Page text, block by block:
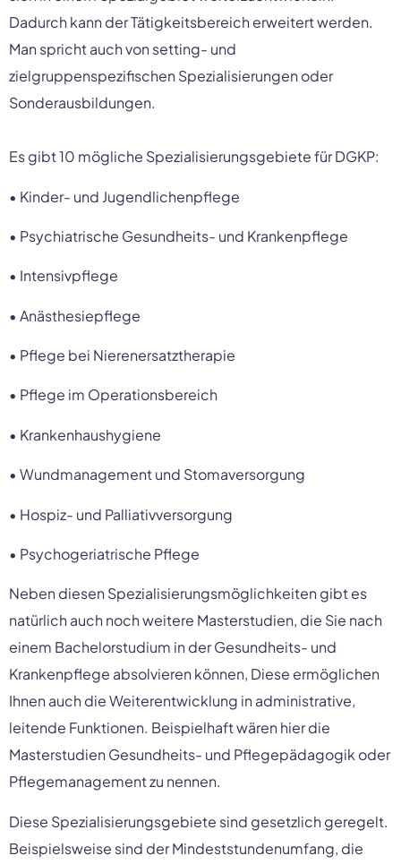
Dadurch kann der Tätigkeitsbereich erweitert werden.
Man spricht auch von setting- und
zielgruppenspezifischen Spezialisierungen oder
Sonderausbildungen.
Es gibt 10 mögliche Spezialisierungsgebiete für DGKP:
• Kinder- und Jugendlichenpflege
• Psychiatrische Gesundheits- und Krankenpflege
• Intensivpflege
• Anästhesiepflege
• Pflege bei Nierenersatztherapie
• Pflege im Operationsbereich
• Krankenhaushygiene
• Wundmanagement und Stomaversorgung
• Hospiz- und Palliativversorgung
• Psychogeriatrische Pflege
Neben diesen Spezialisierungsmöglichkeiten gibt es
natürlich auch noch weitere Masterstudien, die Sie nach
einem Bachelorstudium in der Gesundheits- und
Krankenpflege absolvieren können, Diese ermöglichen
Ihnen auch die Weiterentwicklung in administrative,
leitende Funktionen. Beispielhaft wären hier die
Masterstudien Gesundheits- und Pflegepädagogik oder
Pflegemanagement zu nennen.
Diese Spezialisierungsgebiete sind gesetzlich geregelt.
Beispielsweise sind der Mindeststundenumfang, die